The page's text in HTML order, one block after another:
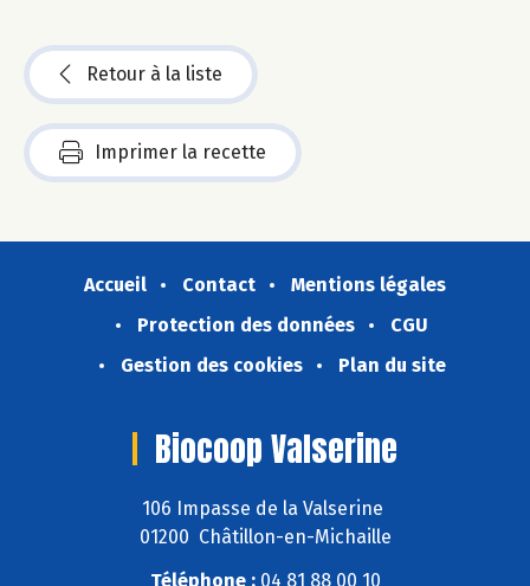
Retour à la liste
Imprimer la recette
Accueil Contact
Mentions légales
Protection des données
CGU
Gestion des cookies
Plan du site
Biocoop Valserine
106 Impasse de la Valserine
01200 Châtillon-en-Michaille
Téléphone :04 81 88 00 10